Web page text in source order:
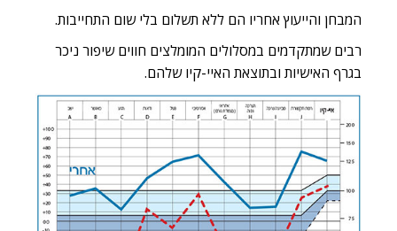
המבחן והייעוץ אחריו הם ללא תשלום בלי שום התחייבות.
רבים שמתקדמים במסלולים המומלצים חווים שיפור ניכר
בגרף האישיות ובתוצאת האיי-קיו שלהם.